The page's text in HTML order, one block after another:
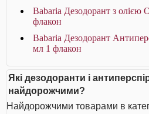
Babaria Дезодорант з олією
флакон
Babaria Дезодорант
мл 1 флакон
Які дезодоранти і
найдорожчими?
Найдорожчими товарами в